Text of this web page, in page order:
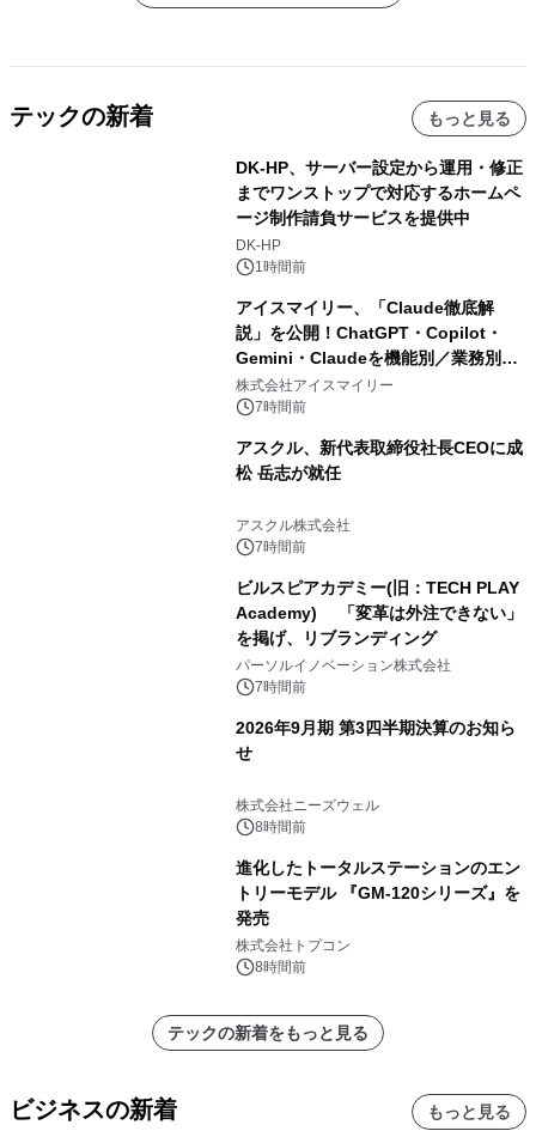
テックの新着 もっと見る
DK-HP、サーバー設定から運用・修正
までワンストップで対応するホームペ
ージ制作請負サービスを提供中
DK-HP
1時間前
アイスマイリー、「Claude徹底解
説」を公開！ChatGPT・Copilot・
Gemini・Claudeを機能別／業務別に
比較―自社に合う生成AIの選び方がわ
かる実践ガイド
株式会社アイスマイリー
7時間前
アスクル、新代表取締役社長CEOに成
松 岳志が就任
アスクル株式会社
7時間前
ビルスピアカデミー(旧：TECH PLAY
Academy) 「変革は外注できない」
を掲げ、リブランディング
パーソルイノベーション株式会社
7時間前
2026年9月期 第3四半期決算のお知ら
せ
株式会社ニーズウェル
8時間前
進化したトータルステーションのエン
トリーモデル 『GM-120シリーズ』を
発売
株式会社トプコン
8時間前
テックの新着をもっと見る
ビジネスの新着 もっと見る